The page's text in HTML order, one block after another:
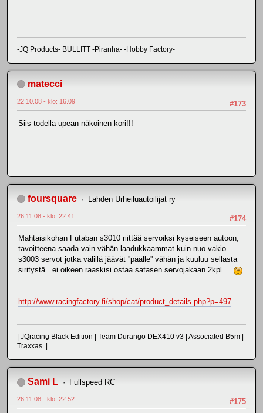
-JQ Products- BULLITT -Piranha- -Hobby Factory-
matecci
#173
22.10.08 - klo: 16.09
Siis todella upean näköinen kori!!!
foursquare Lahden Urheiluautoilijat ry
#174
26.11.08 - klo: 22.41
Mahtaisikohan Futaban s3010 riittää servoiksi kyseiseen autoon,
tavoitteena saada vain vähän laadukkaammat kuin nuo vakio
s3003 servot jotka välillä jäävät ''päälle'' vähän ja kuuluu sellasta
siritystä.. ei oikeen raaskisi ostaa satasen servojakaan 2kpl...
http://www.racingfactory.fi/shop/cat/product_details.php?p=497
| JQracing Black Edition | Team Durango DEX410 v3 | Associated B5m |
Traxxas |
Sami L Fullspeed RC
#175
26.11.08 - klo: 22.52